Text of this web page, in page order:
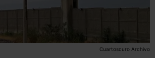
Cuartoscuro Archivo